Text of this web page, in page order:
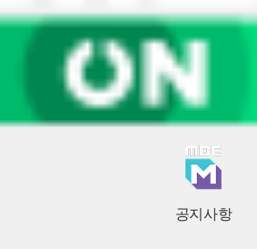
공지사항